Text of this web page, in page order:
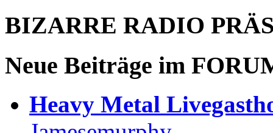
BIZARRE RADIO
Neue Beiträge im
Heavy Metal